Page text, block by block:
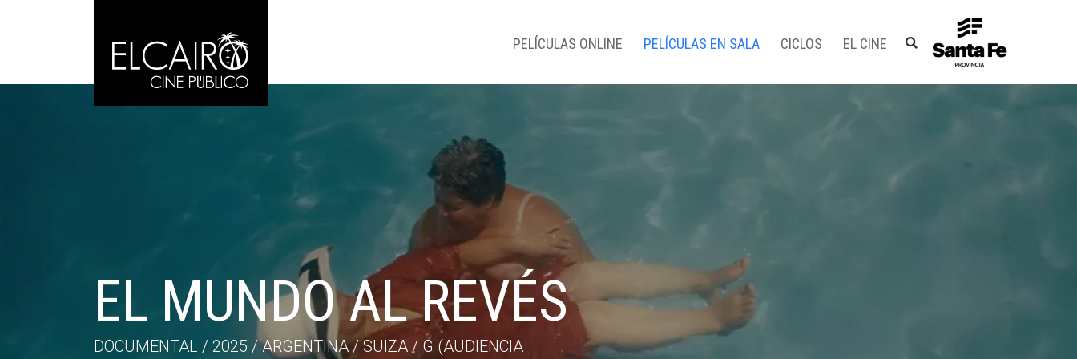
PELÍCULAS ONLINE PELÍCULAS EN SALA CICLOS EL CINE
EL MUNDO AL REVÉS
DOCUMENTAL / 2025 / ARGENTINA / SUIZA / G (AUDIENCIA